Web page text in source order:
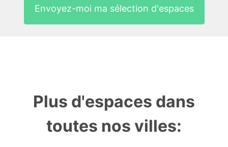
Envoyez-moi ma sélection d'espaces
Plus d'espaces dans
toutes nos villes: